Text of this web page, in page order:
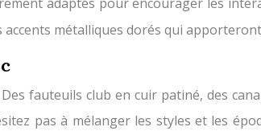
métalliques dorés qui
fauteuils club en cuir patiné, des
pas à mélanger les styles et les